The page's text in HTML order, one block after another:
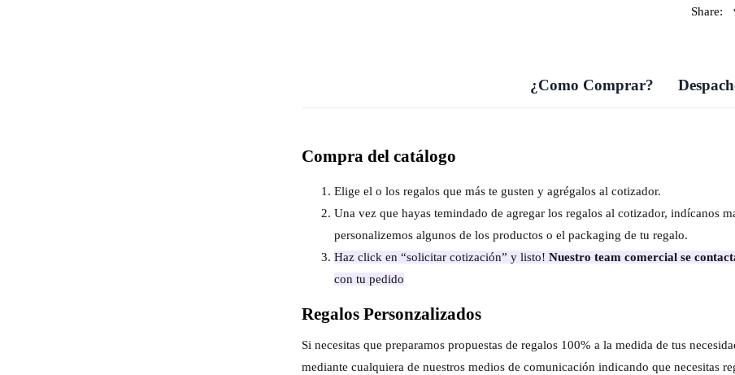
Share:
¿Como Comprar?
Compra del catálogo
Elige el o los regalos que más te gusten y agrégalos al cotizador.
Una vez que hayas temindado de agregar los regalos al cotizador, indícanos
personalizemos algunos de los productos o el packaging de tu regalo.
Haz click en “solicitar cotización” y listo! Nuestro team comercial se
con tu pedido
Regalos Personzalizados
Si necesitas que preparamos propuestas de regalos 100% a la medida de tus
mediante cualquiera de nuestros medios de comunicación indicando que necesitas